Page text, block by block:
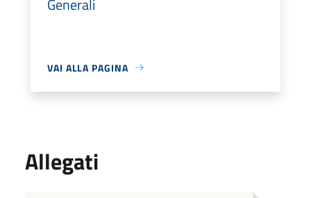
VAI ALLA PAGINA
Allegati